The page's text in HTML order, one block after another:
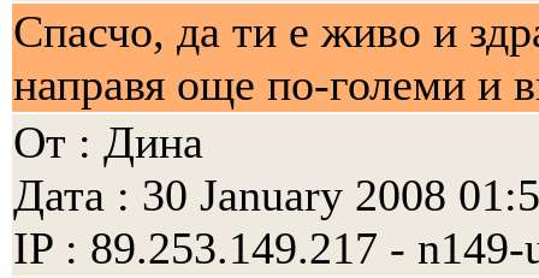
Спасчо, да ти е живо и
направя още по-големи и
От : Дина
Дата : 30 January 2008
IP : 89.253.149.217 -